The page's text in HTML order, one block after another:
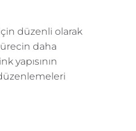
düzenli olarak
daha
yapısının